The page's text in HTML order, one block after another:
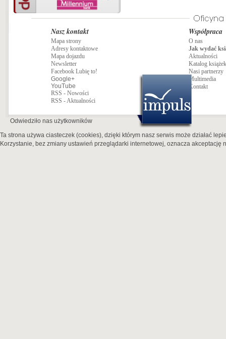
Nasz kontakt
Mapa strony
Adresy kontaktowe
Mapa dojazdu
Newsletter
Facebook Lubię to!
Google+
YouTube
RSS - Nowości
RSS - Aktualności
Współpraca
O nas
Jak wydać
Aktualności
Katalog książek
Nasi partnerzy
Multimedia
Kontakt
Odwiedziło nas użytkowników
Ta strona używa ciasteczek (cookies), dzięki którym nasz serwis może działać
Korzystanie, bez zmiany ustawień przeglądarki internetowej, oznacza akceptację